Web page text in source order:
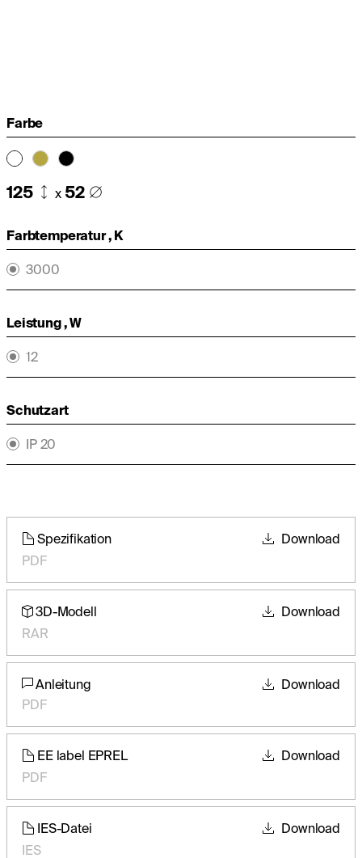
Farbe
125 x 52
Farbtemperatur , K
3000
Leistung , W
12
Schutzart
IP 20
Spezifikation
PDF
Download
3D-Modell
RAR
Download
Anleitung
PDF
Download
EE label EPREL
PDF
Download
IES-Datei
IES
Download